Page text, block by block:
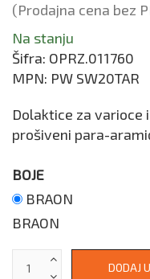
(Prodajna cena bez
Na stanju
Šifra: OPRZ.011760
MPN: PW SW20TAR
Dolaktice za varioce
prošiveni para-
BOJE
BRAON
BRAON